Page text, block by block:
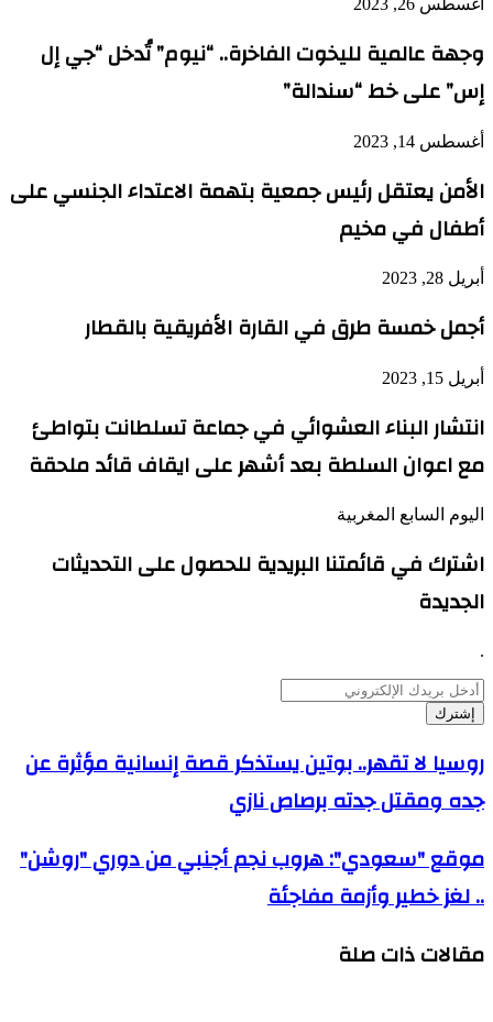
أغسطس 26, 2023
وجهة عالمية لليخوت الفاخرة.. “نيوم” تُدخل “جي إل
إس” على خط “سندالة”
أغسطس 14, 2023
الأمن يعتقل رئيس جمعية بتهمة الاعتداء الجنسي على
أطفال في مخيم
أبريل 28, 2023
أجمل خمسة طرق في القارة الأفريقية بالقطار
أبريل 15, 2023
انتشار البناء العشوائي في جماعة تسلطانت بتواطئ
مع اعوان السلطة بعد أشهر على ايقاف قائد ملحقة
اليوم السابع المغربية
اشترك في قائمتنا البريدية للحصول على التحديثات
الجديدة
.
أدخل
بريدك
الإلكتروني
لا
تقهر..
بوتين
قصة
مؤثرة
جده
ومقتل
روسيا لا تقهر.. بوتين يستذكر قصة إنسانية مؤثرة عن
جده ومقتل جدته برصاص نازي
موقع
"سعودي":
هروب
من
موقع "سعودي": هروب نجم أجنبي من دوري "روشن"
.. لغز خطير وأزمة مفاجئة
مقالات ذات صلة